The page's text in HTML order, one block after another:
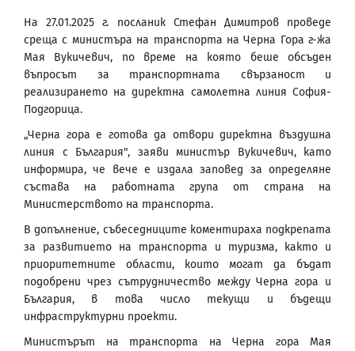
На 27.01.2025 г. посланик Стефан Димитров проведе
среща с министъра на транспорта на Черна Гора г-жа
Мая Вукичевич, по време на която беше обсъден
въпросът за транспортната свързаност и
реализирането на директна самолетна линия София-
Подгорица.
„Черна гора е готова да отвори директна въздушна
линия с България", заяви министър Вукичевич, като
информира, че вече е издала заповед за определяне
състава на работната група от страна на
Министерството на транспорта.
В допълнение, събеседниците коментираха подкрепата
за развитието на транспорта и туризма, както и
приоритетните области, които могат да бъдат
подобрени чрез сътрудничество между Черна гора и
България, в това число текущи и бъдещи
инфраструктурни проекти.
Министърът на транспорта на Черна гора Мая